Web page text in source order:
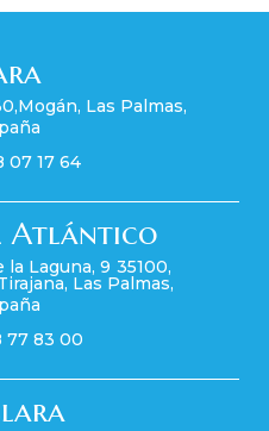
,Mogán, Las Palmas,
07 17 64
Atlántico
la Laguna, 9 35100,
, Las Palmas,
77 83 00